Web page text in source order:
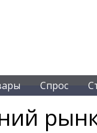
Спрос